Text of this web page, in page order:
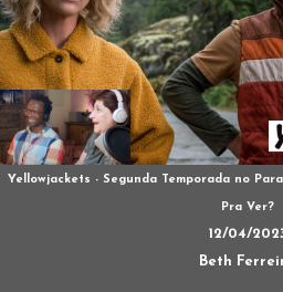
Yellowjackets - Segunda Temporada no
Pra Ver?
12/04/
Beth